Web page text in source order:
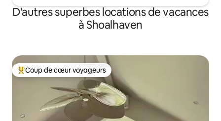
D'autres superbes locations de vacances
à Shoalhaven
Coup de cœur voyageurs parmi les plus aimés
Coup de cœur voyageurs